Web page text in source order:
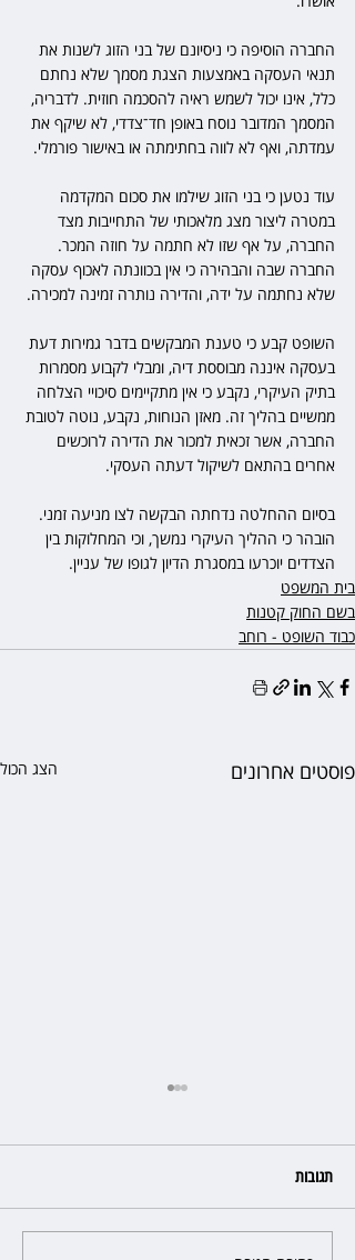
החברה הוסיפה כי ניסיונם של בני הזוג לשנות את
תנאי העסקה באמצעות הצגת מסמך שלא נחתם
כלל, אינו יכול לשמש ראיה להסכמה חוזית. לדבריה,
המסמך המדובר נוסח באופן חד־צדדי, לא שיקף את
עמדתה, ואף לא לווה בחתימתה או באישור פורמלי.
עוד נטען כי בני הזוג שילמו את סכום המקדמה
במטרה ליצור מצג מלאכותי של התחייבות מצד
החברה, על אף שזו לא חתמה על חוזה המכר.
החברה שבה והבהירה כי אין בכוונתה לאכוף עסקה
שלא נחתמה על ידה, והדירה נותרה זמינה למכירה.
השופט קבע כי טענת המבקשים בדבר גמירות דעת
בעסקה איננה מבוססת דיה, ומבלי לקבוע מסמרות
בתיק העיקרי, נקבע כי אין מתקיימים סיכויי הצלחה
ממשיים בהליך זה. מאזן הנוחות, נקבע, נוטה לטובת
החברה, אשר זכאית למכור את הדירה לרוכשים
אחרים בהתאם לשיקול דעתה העסקי.
בסיום ההחלטה נדחתה הבקשה לצו מניעה זמני.
הובהר כי ההליך העיקרי נמשך, וכי המחלוקות בין
הצדדים יוכרעו במסגרת הדיון לגופו של עניין.
בית המשפט
בשם החוק קטנות
כבוד השופט - רוחב
פוסטים אחרונים הצג הכול
תגובות